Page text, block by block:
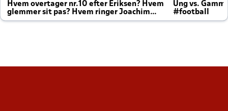
Hvem overtager nr.10 efter Eriksen? Hvem
glemmer sit pas? Hvem ringer Joachim
altid til efter kampe?
Ung vs.
#football